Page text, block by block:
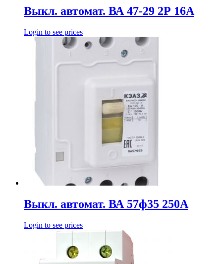
Выкл. автомат. ВА 47-29 2Р 16А
Login to see prices
Выкл. автомат. ВА 57ф35 250А
Login to see prices